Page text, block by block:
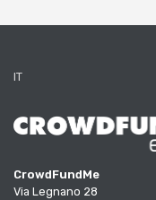
IT
CrowdFundMe
Via Legnano 28